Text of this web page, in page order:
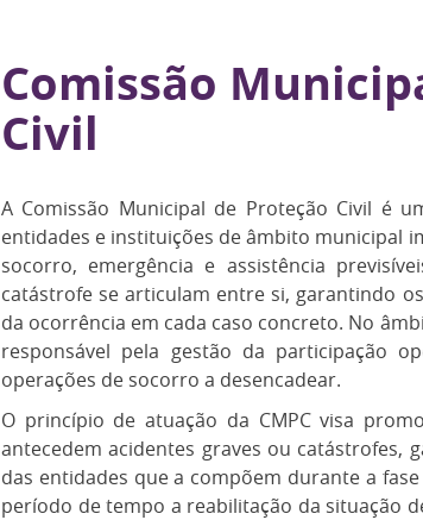
Comissão
Civil
A Comissão Municipal de Proteção Civil é
entidades e instituições de âmbito municipal
socorro, emergência e assistência
catástrofe se articulam entre si, garantindo
da ocorrência em cada caso concreto. No
responsável pela gestão da participação
operações de socorro a desencadear.
O princípio de atuação da CMPC visa
antecedem acidentes graves ou catástrofes,
das entidades que a compõem durante a
período de tempo a reabilitação da situação